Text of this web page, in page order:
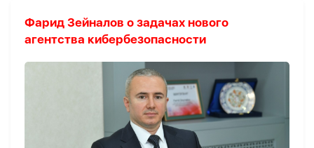
Фарид Зейналов о задачах нового
агентства кибербезопасности